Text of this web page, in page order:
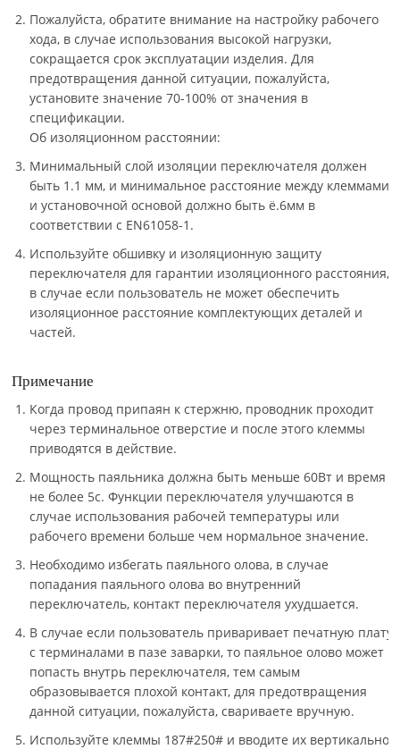
Пожалуйста, обратите внимание на настройку рабочего
хода, в случае использования высокой нагрузки,
сокращается срок эксплуатации изделия. Для
предотвращения данной ситуации, пожалуйста,
установите значение 70-100% от значения в
спецификации.
Об изоляционном расстоянии:
Минимальный слой изоляции переключателя должен
быть 1.1 мм, и минимальное расстояние между клеммами
и установочной основой должно быть ё.6мм в
соответствии с EN61058-1.
Используйте обшивку и изоляционную защиту
переключателя для гарантии изоляционного расстояния,
в случае если пользователь не может обеспечить
изоляционное расстояние комплектующих деталей и
частей.
Примечание
Когда провод припаян к стержню, проводник проходит
через терминальное отверстие и после этого клеммы
приводятся в действие.
Мощность паяльника должна быть меньше 60Вт и время
не более 5с. Функции переключателя улучшаются в
случае использования рабочей температуры или
рабочего времени больше чем нормальное значение.
Необходимо избегать паяльного олова, в случае
попадания паяльного олова во внутренний
переключатель, контакт переключателя ухудшается.
В случае если пользователь приваривает печатную плату
с терминалами в пазе заварки, то паяльное олово может
попасть внутрь переключателя, тем самым
образовывается плохой контакт, для предотвращения
данной ситуации, пожалуйста, свариваете вручную.
Используйте клеммы 187#250# и вводите их вертикально